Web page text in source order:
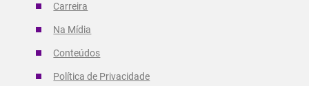
Carreira
Na Mídia
Conteúdos
Política de Privacidade